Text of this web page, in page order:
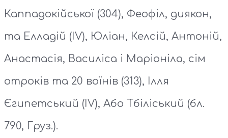
Каппадокійської (304), Феофіл, диякон,
та Елладій (ІV), Юліан, Келсій, Антоній,
Анастасія, Василіса і Маріоніла, сім
отроків та 20 воїнів (313), Ілля
Єгипетський (ІV), Або Тбіліський (бл.
790, Груз.).